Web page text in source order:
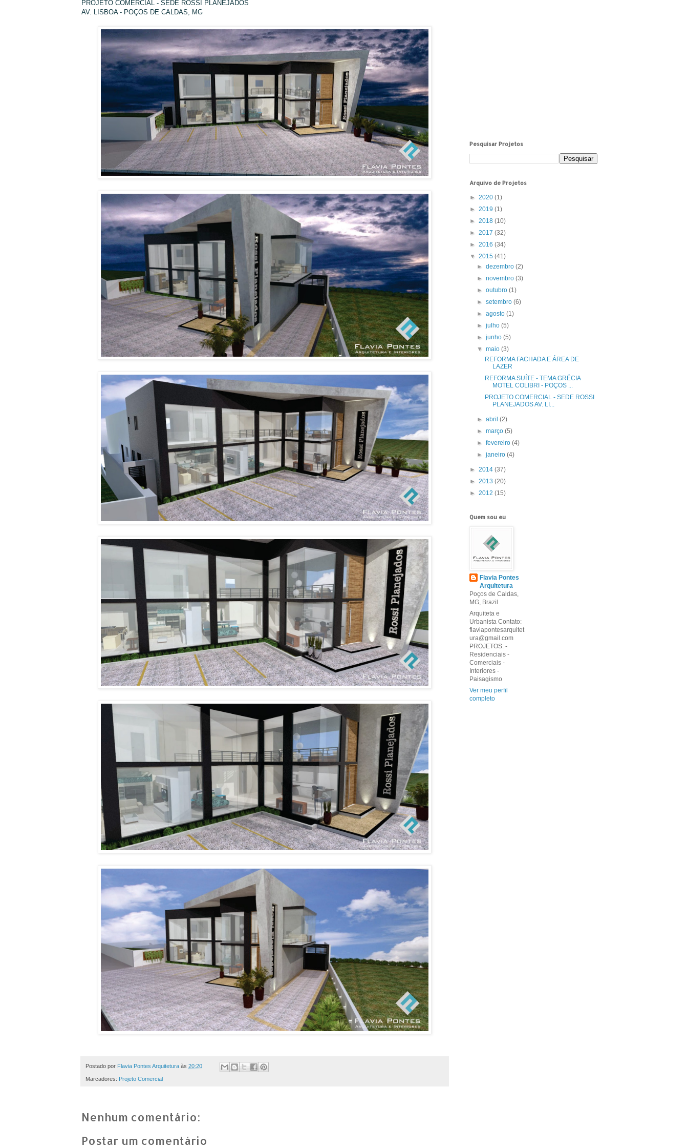
PROJETO COMERCIAL - SEDE ROSSI PLANEJADOS
AV. LISBOA - POÇOS DE CALDAS, MG
Postado por Flavia Pontes Arquitetura às 20:20
Marcadores: Projeto Comercial
Nenhum comentário:
Postar um comentário
Pesquisar Projetos
Arquivo de Projetos
► 2020 (1)
► 2019 (1)
► 2018 (10)
► 2017 (32)
► 2016 (34)
▼ 2015 (41)
►dezembro(2)
►novembro(3)
►outubro(1)
►setembro(6)
►agosto(1)
►julho(5)
►junho(5)
▼maio(3)
REFORMA FACHADA E ÁREA DE
LAZER
REFORMA SUÍTE - TEMA GRÉCIA
MOTEL COLIBRI - POÇOS ...
PROJETO COMERCIAL - SEDE ROSSI
PLANEJADOS AV. LI...
►abril(2)
►março(5)
►fevereiro(4)
►janeiro(4)
► 2014 (37)
► 2013 (20)
► 2012 (15)
Quem sou eu
Flavia Pontes
Arquitetura
Poços de Caldas,
MG, Brazil
Arquiteta e
Urbanista Contato:
flaviapontesarquitet
ura@gmail.com
PROJETOS: -
Residenciais -
Comerciais -
Interiores -
Paisagismo
Ver meu perfil
completo